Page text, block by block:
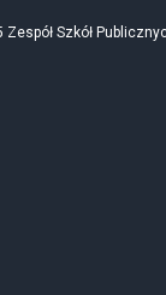
Szkół